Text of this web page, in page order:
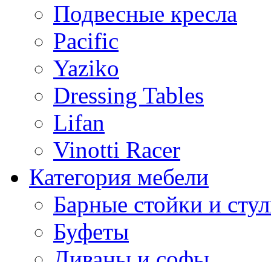
Подвесные кресла
Pacific
Yaziko
Dressing Tables
Lifan
Vinotti Racer
Категория мебели
Барные стойки и
Буфеты